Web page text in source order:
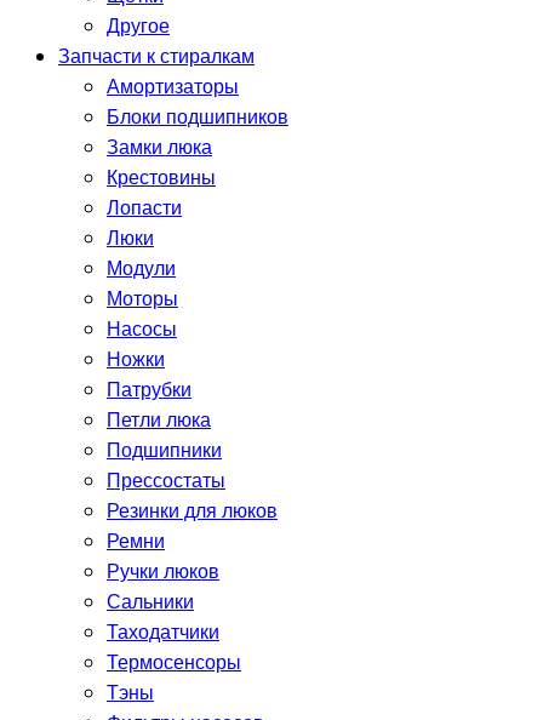
Другое
Запчасти к стиралкам
Амортизаторы
Блоки подшипников
Замки люка
Крестовины
Лопасти
Люки
Модули
Моторы
Насосы
Ножки
Патрубки
Петли люка
Подшипники
Прессостаты
Резинки для люков
Ремни
Ручки люков
Сальники
Таходатчики
Термосенсоры
Тэны